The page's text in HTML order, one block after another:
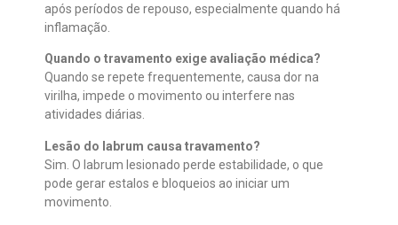
após períodos de repouso, especialmente quando há
inflamação.
Quando o travamento exige avaliação médica?
Quando se repete frequentemente, causa dor na
virilha, impede o movimento ou interfere nas
atividades diárias.
Lesão do labrum causa travamento?
Sim. O labrum lesionado perde estabilidade, o que
pode gerar estalos e bloqueios ao iniciar um
movimento.